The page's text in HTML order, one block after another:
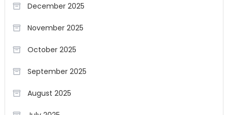
December 2025
November 2025
October 2025
September 2025
August 2025